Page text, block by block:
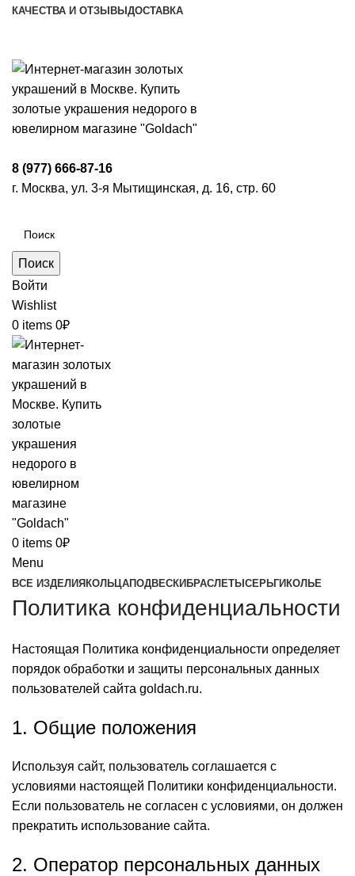
КАЧЕСТВА И ОТЗЫВЫ ДОСТАВКА
8 (977) 666-87-16
г. Москва, ул. 3-я Мытищинская, д. 16, стр. 60
Поиск
Войти
Wishlist
0 items 0₽
0 items 0₽
Menu
ВСЕ ИЗДЕЛИЯ КОЛЬЦАПОДВЕСКИ БРАСЛЕТЫ СЕРЬГИ КОЛЬЕ
Политика конфиденциальности
Настоящая Политика конфиденциальности определяет
порядок обработки и защиты персональных данных
пользователей сайта goldach.ru.
1. Общие положения
Используя сайт, пользователь соглашается с
условиями настоящей Политики конфиденциальности.
Если пользователь не согласен с условиями, он должен
прекратить использование сайта.
2. Оператор персональных данных